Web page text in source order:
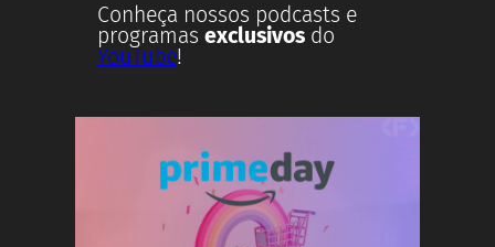
Conheça nossos podcasts e
programas exclusivos do
YouTube!